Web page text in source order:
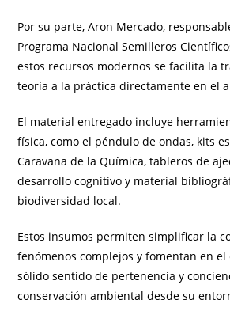
Por su parte, Aron Mercado,
Programa Nacional Semilleros
estos recursos modernos se facilita la
teoría a la práctica directamente en el
El material entregado incluye
física, como el péndulo de ondas, kits
Caravana de la Química, tableros de
desarrollo cognitivo y material
biodiversidad local.
Estos insumos permiten simplificar la
fenómenos complejos y fomentan en
sólido sentido de pertenencia y
conservación ambiental desde su